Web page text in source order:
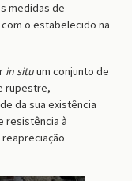
medidas de
com o estabelecido na
in situum conjunto de
rupestre,
da sua existência
resistência à